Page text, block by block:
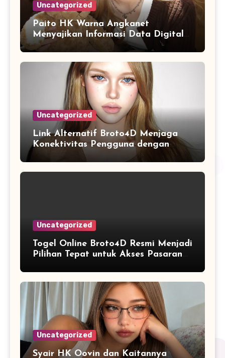
Uncategorized
Paito HK Warna Angkanet
Menyajikan Informasi Data Digital
dengan Tampilan yang Lebih
Lengkap dan Mudah Dipahami
Uncategorized
Link Alternatif Broto4D Menjaga
Konektivitas Pengguna dengan
Sistem Akses yang Fleksibel
Uncategorized
Togel Online Broto4D Resmi Menjadi
Pilihan Tepat untuk Akses Pasaran
Uncategorized
Syair HK Oovin dan Kaitannya